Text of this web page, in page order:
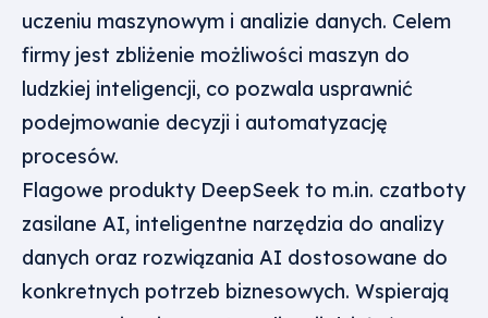
uczeniu maszynowym i analizie danych. Celem
firmy jest zbliżenie możliwości maszyn do
ludzkiej inteligencji, co pozwala usprawnić
podejmowanie decyzji i automatyzację
procesów.
Flagowe produkty DeepSeek to m.in. czatboty
zasilane AI, inteligentne narzędzia do analizy
danych oraz rozwiązania AI dostosowane do
konkretnych potrzeb biznesowych. Wspierają